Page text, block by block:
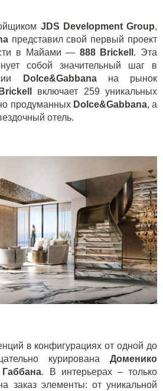
JDS Development Group,
представил свой первый проект
в Майами — 888 Brickell . Эта
собой значительный шаг в
Dolce&Gabbanaна рынок
включает 259 уникальных
продуманных Dolce&Gabbana, а
отель.
в конфигурациях от одной до
курирована Доменико
. В интерьерах – только
заказ элементы: от уникальной